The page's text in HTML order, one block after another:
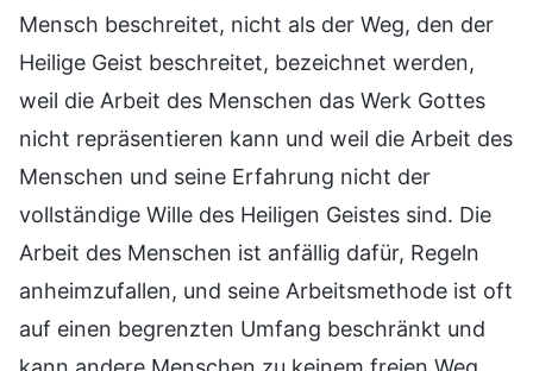
Mensch beschreitet, nicht als der Weg, den der
Heilige Geist beschreitet, bezeichnet werden,
weil die Arbeit des Menschen das Werk Gottes
nicht repräsentieren kann und weil die Arbeit des
Menschen und seine Erfahrung nicht der
vollständige Wille des Heiligen Geistes sind. Die
Arbeit des Menschen ist anfällig dafür, Regeln
anheimzufallen, und seine Arbeitsmethode ist oft
auf einen begrenzten Umfang beschränkt und